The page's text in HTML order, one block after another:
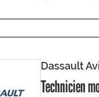
Dassault
Technicien